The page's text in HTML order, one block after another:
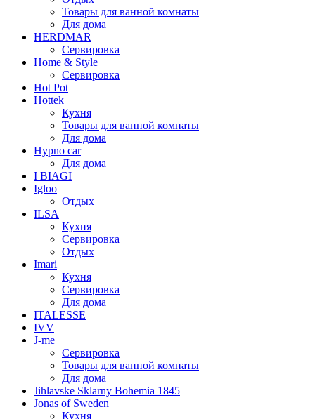
Товары для ванной комнаты
Для дома
HERDMAR
Сервировка
Home & Style
Сервировка
Hot Pot
Hottek
Кухня
Товары для ванной комнаты
Для дома
Hypno car
Для дома
I BIAGI
Igloo
Отдых
ILSA
Кухня
Сервировка
Отдых
Imari
Кухня
Сервировка
Для дома
ITALESSE
IVV
J-me
Сервировка
Товары для ванной комнаты
Для дома
Jihlavske Sklarny Bohemia 1845
Jonas of Sweden
Кухня